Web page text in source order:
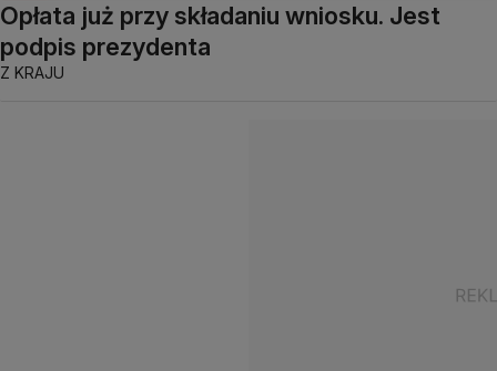
Opłata już przy składaniu wniosku. Jest
podpis prezydenta
Z KRAJU